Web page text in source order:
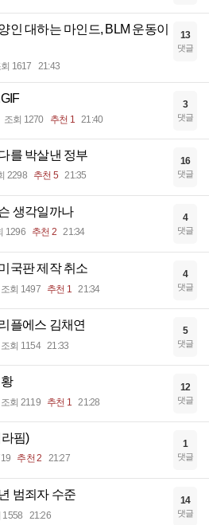
인 대하는 마인드, BLM 운동이
1617 21:43
13
댓글
조회 1270 추천 1 21:40
3
댓글
를 박살낸 정부
2298 추천 5 21:35
16
댓글
생각일까나
1296 추천 2 21:34
4
댓글
국판 제작 취소
조회 1497 추천 1 21:34
4
댓글
플에스 김채연
조회 1154 21:33
5
댓글
조회 2119 추천 1 21:28
12
댓글
핌)
추천 2 21:27
1
댓글
범죄자 수준
1558 21:26
14
댓글